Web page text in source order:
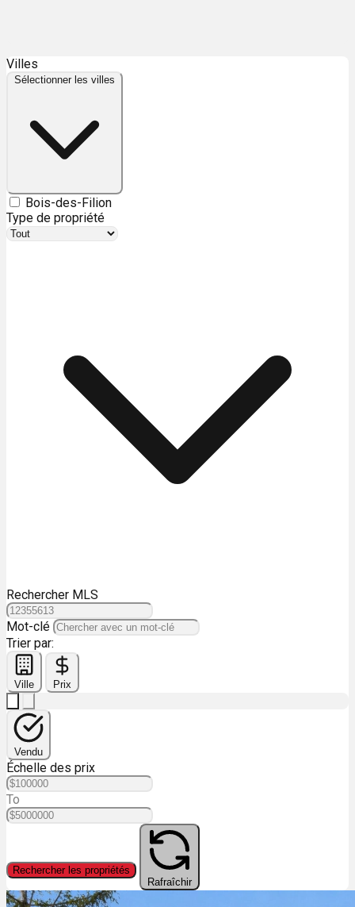
+
Villes
Sélectionner les villes
Bois-des-Filion
Type de propriété
Rechercher MLS
Mot-clé
Trier par:
Ville Prix
Vendu
Échelle des prix
To
Rechercher les propriétés
Rafraîchir